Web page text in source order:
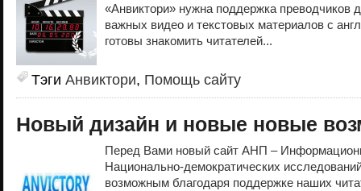
«Анвиктори» нужна поддержка преводчиков
важных видео и текстовых материалов с
готовы знакомить читателей...
Тэги Анвиктори, Помощь сайту
Новый дизайн и новые новые
Перед Вами новый сайт АНП –
Национально-демократических
возможным благодаря поддержке наших